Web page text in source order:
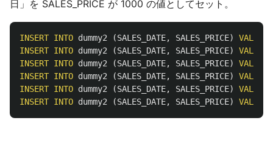
日」を SALES_PRICE が 1000 の値としてセット。
INSERT INTO dummy2 (SALES_DATE, SALES_PRICE) VALUES
INSERT INTO dummy2 (SALES_DATE, SALES_PRICE) VALUES
INSERT INTO dummy2 (SALES_DATE, SALES_PRICE) VALUES
INSERT INTO dummy2 (SALES_DATE, SALES_PRICE) VALUES
INSERT INTO dummy2 (SALES_DATE, SALES_PRICE) VALUES
INSERT INTO dummy2 (SALES_DATE, SALES_PRICE) VALUES